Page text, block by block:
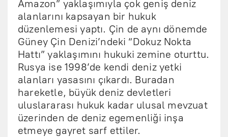
Amazon” yaklaşımıyla çok geniş deniz
alanlarını kapsayan bir hukuk
düzenlemesi yaptı. Çin de aynı dönemde
Güney Çin Denizi’ndeki “Dokuz Nokta
Hattı” yaklaşımını hukuki zemine oturttu.
Rusya ise 1998’de kendi deniz yetki
alanları yasasını çıkardı. Buradan
hareketle, büyük deniz devletleri
uluslararası hukuk kadar ulusal mevzuat
üzerinden de deniz egemenliği inşa
etmeye gayret sarf ettiler.